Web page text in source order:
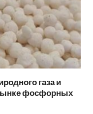
газа и
фосфорных